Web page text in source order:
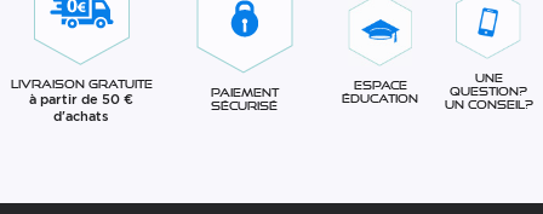
Livraison gratuite
à partir de 50 €
d'achats
Paiement
sécurisé
Espace
éducation
Une
question?
Un conseil?